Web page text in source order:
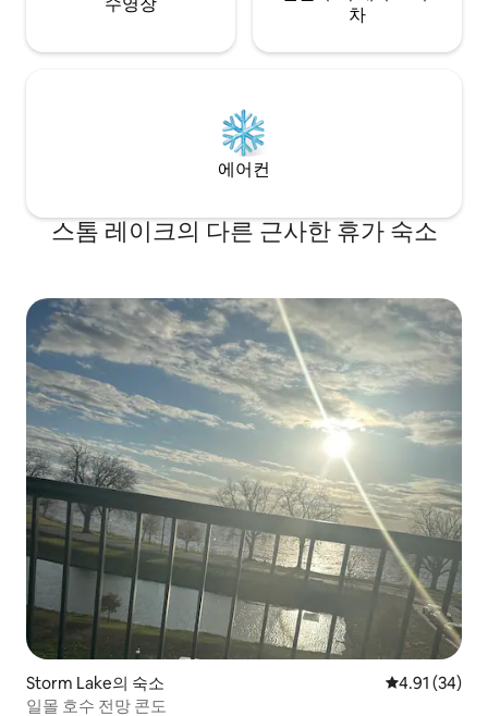
차
에어컨
스톰 레이크의 다른 근사한 휴가 숙소
Storm Lake의 숙소 평점 4.91점
4.91 (34)
일몰 호수 전망 콘도